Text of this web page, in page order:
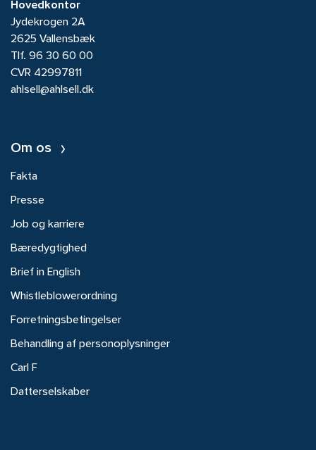
Hovedkontor
Jydekrogen 2A
2625 Vallensbæk
Tlf. 96 30 60 00
CVR 42997811
ahlsell@ahlsell.dk
Om os
Fakta
Presse
Job og karriere
Bæredygtighed
Brief in English
Whistleblowerordning
Forretningsbetingelser
Behandling af personoplysninger
Carl F
Datterselskaber